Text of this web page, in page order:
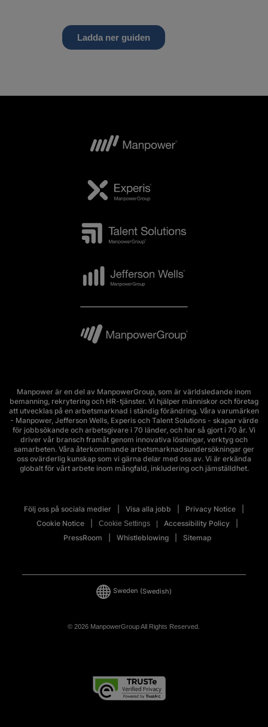
Manpower är en del av ManpowerGroup, som är världsledande inom
bemanning, rekrytering och HR-tjänster. Vi hjälper människor och företag
att utvecklas på en arbetsmarknad i ständig förändring. Våra varumärken
- Manpower, Jefferson Wells, Experis och Talent Solutions - skapar värde
för jobbsökande och arbetsgivare i 70 länder, och har så gjort i 70 år. Vi
driver vår bransch framåt genom innovativa lösningar, verktyg och
samarbeten. Våra återkommande arbetsmarknadsundersökningar ger
oss ovärderlig kunskap som vi gärna delar med oss av. Vi är erkända
globalt för vårt arbete inom mångfald, inkludering och jämställdhet.
Följ oss på sociala medier Visa alla jobb
Privacy Notice
Cookie Notice
Cookie Settings
Accessibility Policy
PressRoom
Whistleblowing Sitemap
© 2026 ManpowerGroup All Rights Reserved.
Sweden (Swedish)